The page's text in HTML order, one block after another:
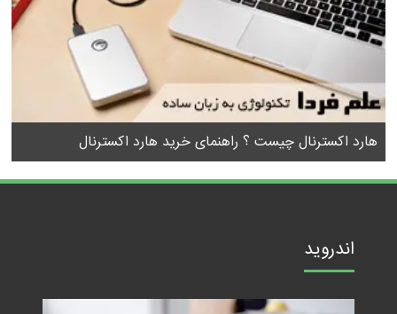
هارد اکسترنال چیست ؟ راهنمای خرید هارد اکسترنال
اندروید